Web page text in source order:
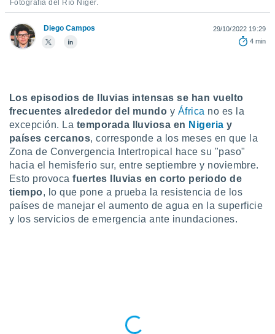
ya sean
nuestros
nos
análisis
y
en
más
nuestra
y
Fotografía del Río Níger.
Diego Campos
29/10/2022 19:29
4 min
Los episodios de lluvias intensas se han vuelto
frecuentes alrededor del mundo y África no es la
excepción. La temporada lluviosa en Nigeria y
países cercanos, corresponde a los meses en que la
Zona de Convergencia Intertropical hace su "paso"
hacia el hemisferio sur, entre septiembre y noviembre.
Esto provocafuertes lluvias en corto periodo de
tiempo, lo que pone a prueba la resistencia de los
países de manejar el aumento de agua en la superficie
y los servicios de emergencia ante inundaciones.